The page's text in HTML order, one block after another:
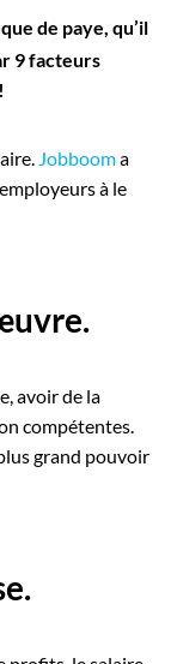
de paye, qu’il
9 facteurs
Jobbooma
à le
avoir de la
compétentes.
grand pouvoir